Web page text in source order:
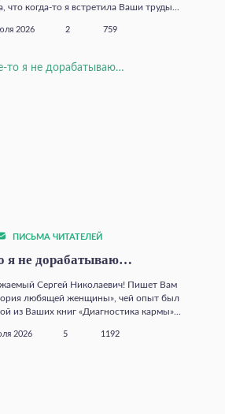
что когда‑то я встретила Ваши труды...
2026 2 759
ПИСЬМА ЧИТАТЕЛЕЙ
я не дорабатываю…
Сергей Николаевич! Пишет Вам
любящей женщины», чей опыт был
из Ваших книг «Диагностика кармы»...
2026 5 1192